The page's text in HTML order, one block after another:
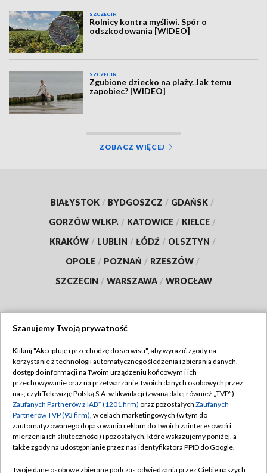
SZCZECIN
Rolnicy kontra myśliwi. Spór o
odszkodowania [WIDEO]
SZCZECIN
Zgubione dziecko na plaży. Jak temu
zapobiec? [WIDEO]
ZOBACZ WIĘCEJ
BIAŁYSTOK / BYDGOSZCZ / GDAŃSK /
GORZÓW WLKP. / KATOWICE / KIELCE /
KRAKÓW / LUBLIN / ŁÓDŹ / OLSZTYN /
OPOLE / POZNAŃ / RZESZÓW /
SZCZECIN / WARSZAWA / WROCŁAW
TVP
Abonament TVP
Emisja w TVP
Centrum informacji TVP
Naziemna Telewizja Cyfrowa
Regulamin TVP
Polityka prywatności
Moje zgody
Pomoc
Szanujemy Twoją prywatność
Kliknij "Akceptuję i przechodzę do serwisu", aby wyrazić zgody na
korzystanie z technologii automatycznego śledzenia i zbierania danych,
dostęp do informacji na Twoim urządzeniu końcowym i ich
przechowywanie oraz na przetwarzanie Twoich danych osobowych przez
nas, czyli Telewizję Polską S.A. w likwidacji (zwaną dalej również „TVP”),
Zaufanych Partnerów z IAB* (1201 firm) oraz pozostałych Zaufanych
Partnerów TVP (93 firm), w celach marketingowych (w tym do
zautomatyzowanego dopasowania reklam do Twoich zainteresowań i
mierzenia ich skuteczności) i pozostałych, które wskazujemy poniżej, a
także zgody na udostępnianie przez nas identyfikatora PPID do Google.
Twoje dane osobowe zbierane podczas odwiedzania przez Ciebie naszych